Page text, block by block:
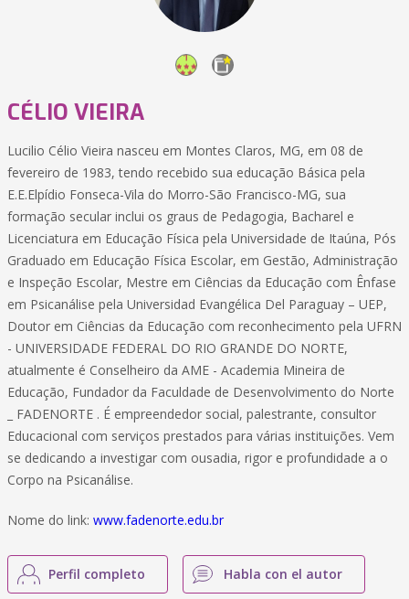
CÉLIO VIEIRA
Lucilio Célio Vieira nasceu em Montes Claros, MG, em 08 de
fevereiro de 1983, tendo recebido sua educação Básica pela
E.E.Elpídio Fonseca-Vila do Morro-São Francisco-MG, sua
formação secular inclui os graus de Pedagogia, Bacharel e
Licenciatura em Educação Física pela Universidade de Itaúna, Pós
Graduado em Educação Física Escolar, em Gestão, Administração
e Inspeção Escolar, Mestre em Ciências da Educação com Ênfase
em Psicanálise pela Universidad Evangélica Del Paraguay – UEP,
Doutor em Ciências da Educação com reconhecimento pela UFRN
- UNIVERSIDADE FEDERAL DO RIO GRANDE DO NORTE,
atualmente é Conselheiro da AME - Academia Mineira de
Educação, Fundador da Faculdade de Desenvolvimento do Norte
_ FADENORTE . É empreendedor social, palestrante, consultor
Educacional com serviços prestados para várias instituições. Vem
se dedicando a investigar com ousadia, rigor e profundidade a o
Corpo na Psicanálise.
Nome do link: www.fadenorte.edu.br
Perfil completo Habla con el autor